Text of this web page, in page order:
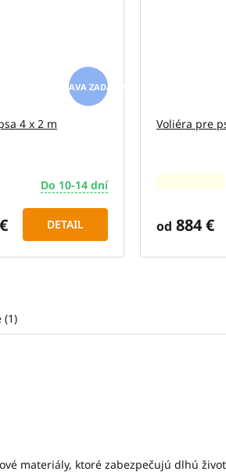
ZADARMO
4 x 2 m
Do 10-14 dní
DETAIL
Voliéra pre
produktu
je
z
od 884 €
(1)
materiály, ktoré zabezpečujú dlhú